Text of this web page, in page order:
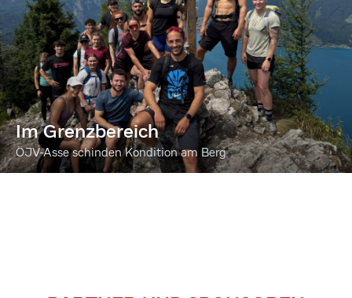
Im Grenzbereich
ÖJV-Asse schinden Kondition am Berg